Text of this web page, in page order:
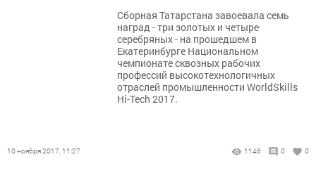
Сборная Татарстана завоевала семь
наград - три золотых и четыре
серебряных - на прошедшем в
Екатеринбурге Национальном
чемпионате сквозных рабочих
профессий высокотехнологичных
отраслей промышленности WorldSkills
Hi-Tech 2017.
10 ноября 2017, 11:27 1146 0 0